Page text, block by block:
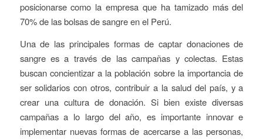
posicionarse como la empresa que ha tamizado más del
70% de las bolsas de sangre en el Perú.
Una de las principales formas de captar donaciones de
sangre es a través de las campañas y colectas. Estas
buscan concientizar a la población sobre la importancia de
ser solidarios con otros, contribuir a la salud del país, y a
crear una cultura de donación. Si bien existe diversas
campañas a lo largo del año, es importante innovar e
implementar nuevas formas de acercarse a las personas,